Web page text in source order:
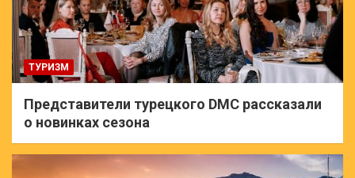
ТУРИЗМ
Представители турецкого DMC рассказали
о новинках сезона